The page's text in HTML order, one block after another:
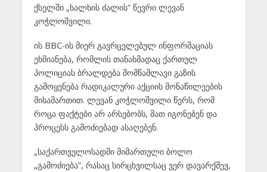
ქსელში „ხალხის ძალის“ წევრი ლევან
კოჭლოშვილი.
ის BBC-ის მიერ გავრცელებულ ინფორმაციას
ეხმიანება, რომლის თანახმადაც ქართულ
პოლიციას ბრალდება მომწამლავი გაზის
გამოყენება რადიკალური აქციის მონაწილეების
მისამართით. ლევან კოჭლოშვილი წერს, რომ
როცა ფაქტები არ არსებობს, მათ იგონებენ და
პროცესს გამოძიებად ასაღებენ.
„საქართველოსადმი მიმართული ბოლო
„გამოძიება“, რასაც სირცხვილსაც ვერ დავარქმევ,